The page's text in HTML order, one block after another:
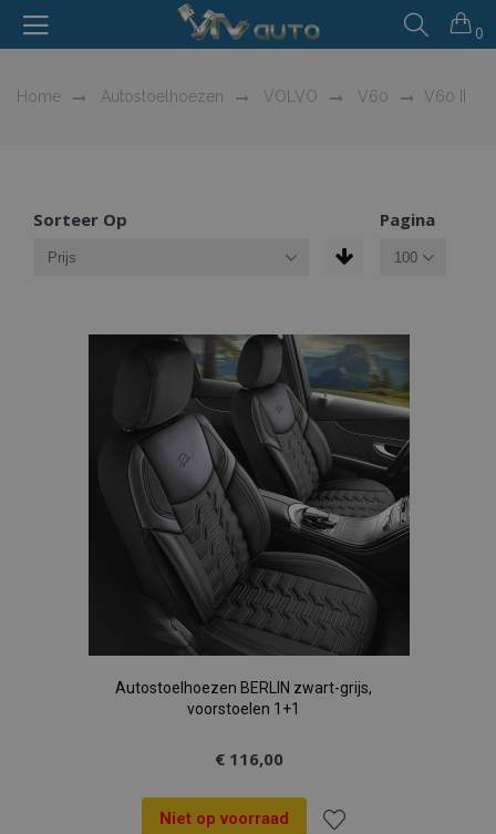
0
Home Autostoelhoezen VOLVO V60 V60 II
Sorteer Op Pagina
Autostoelhoezen BERLIN zwart-grijs,
voorstoelen 1+1
€ 116,00
Niet op voorraad